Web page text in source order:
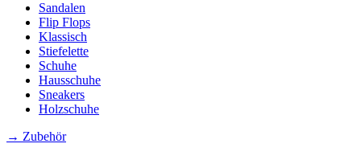
Sandalen
Flip Flops
Klassisch
Stiefelette
Schuhe
Hausschuhe
Sneakers
Holzschuhe
→ Zubehör